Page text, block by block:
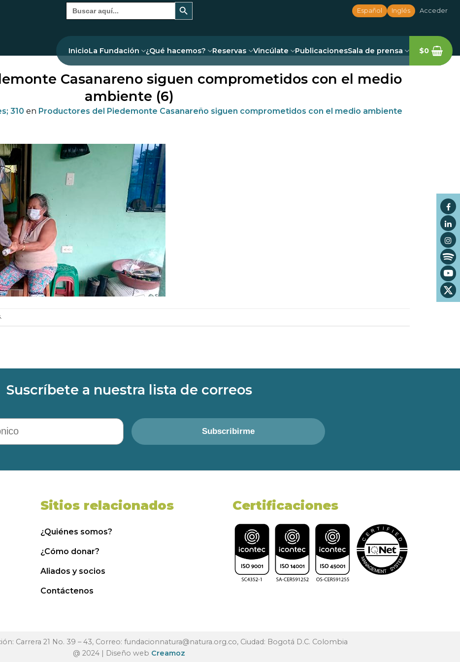
Buscar:
Español Inglés Acceder
InicioLa Fundación ¿Qué hacemos? Reservas Vincúlate PublicacionesSala de prensa $0
Casanareno siguen comprometidos con el medio
ambiente (6)
310 en Productores del Piedemonte Casanareño siguen comprometidos con el medio ambiente
Suscríbete a nuestra lista de correos
Subscribirme
Sitios relacionados
¿Quiénes somos?
¿Cómo donar?
Aliados y socios
Contáctenos
Certificaciones
Carrera 21 No. 39 – 43, Correo: fundacionnatura@natura.org.co, Ciudad: Bogotá D.C. Colombia
@ 2024 | Diseño web Creamoz